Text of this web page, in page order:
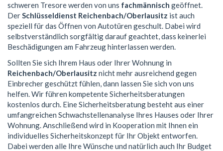
schweren Tresore werden von uns fachmännisch geöffnet.
DerSchlüsseldienst Reichenbach/Oberlausitz ist auch
speziell für das Öffnen von Autotüren geschult. Dabei wird
selbstverständlich sorgfältig darauf geachtet, dass keinerlei
Beschädigungen am Fahrzeug hinterlassen werden.
Sollten Sie sich Ihrem Haus oder Ihrer Wohnung in
Reichenbach/Oberlausitz nicht mehr ausreichend gegen
Einbrecher geschützt fühlen, dann lassen Sie sich von uns
helfen. Wir führen kompetente Sicherheitsberatungen
kostenlos durch. Eine Sicherheitsberatung besteht aus einer
umfangreichen Schwachstellenanalyse Ihres Hauses oder Ihrer
Wohnung. Anschließend wird in Kooperation mit Ihnen ein
individuelles Sicherheitskonzept für Ihr Objekt entworfen.
Dabei werden alle Ihre Wünsche und natürlich auch Ihr Budget